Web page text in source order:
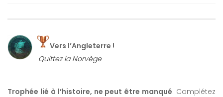
Vers l’Angleterre !
Quittez la Norvège
Trophée lié à l’histoire, ne peut être manqué. Complétez